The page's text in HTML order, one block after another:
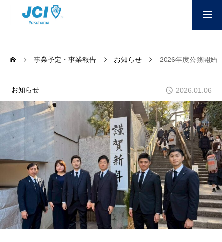
わたしたちについて
わたしたちの活動
公開情報
会員専用ページ
事業予定・事業報告 お知らせ 2026年度公務開始
お知らせ 2026.01.06